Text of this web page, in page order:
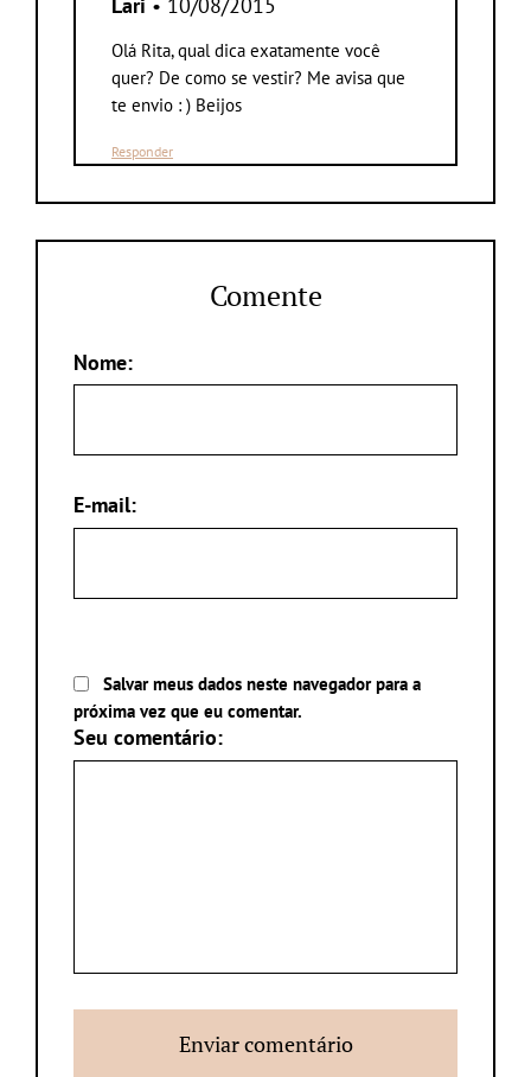
Olá Rita, qual dica exatamente você
quer? De como se vestir? Me avisa que
te envio : ) Beijos
Responder
Comente
Nome:
E-mail:
Salvar meus dados neste navegador para a
próxima vez que eu comentar.
Seu comentário: